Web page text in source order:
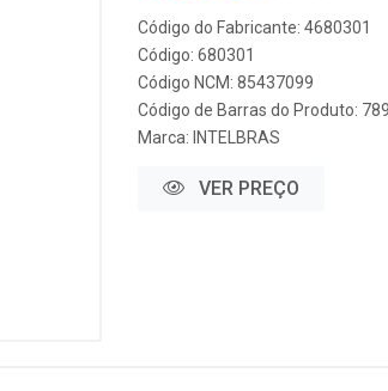
Código do Fabricante: 4680301
Código: 680301
Código NCM: 85437099
Código de Barras do Produto:
Marca: INTELBRAS
VER PREÇO